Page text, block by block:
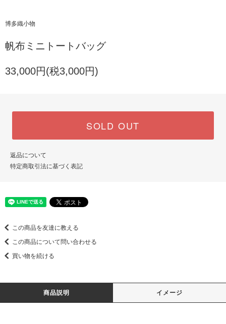
博多織小物
帆布ミニトートバッグ
33,000円(税3,000円)
SOLD OUT
返品について
特定商取引法に基づく表記
この商品を友達に教える
この商品について問い合わせる
買い物を続ける
商品説明 イメージ